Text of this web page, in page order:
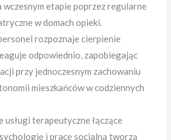
wczesnym etapie poprzez regularne
w domach opieki.
rozpoznaje cierpienie
odpowiednio, zapobiegając
przy jednoczesnym zachowaniu
mieszkańców w codziennych
terapeutyczne łączące
i pracę socjalną tworzą